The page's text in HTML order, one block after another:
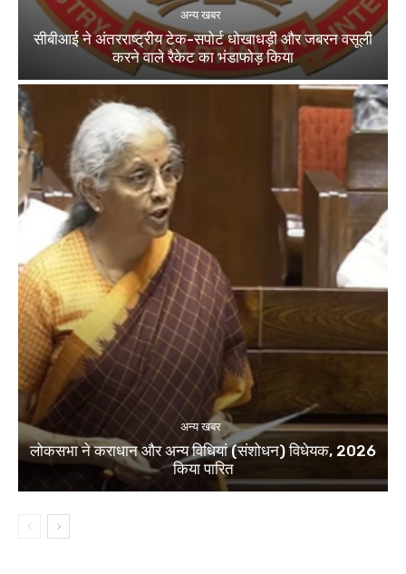
अन्य खबर
सीबीआई ने अंतरराष्ट्रीय टेक-सपोर्ट धोखाधड़ी और जबरन वसूली
करने वाले रैकेट का भंडाफोड़ किया
अन्य खबर
लोकसभा ने कराधान और अन्य विधियां (संशोधन) विधेयक, 2026
किया पारित